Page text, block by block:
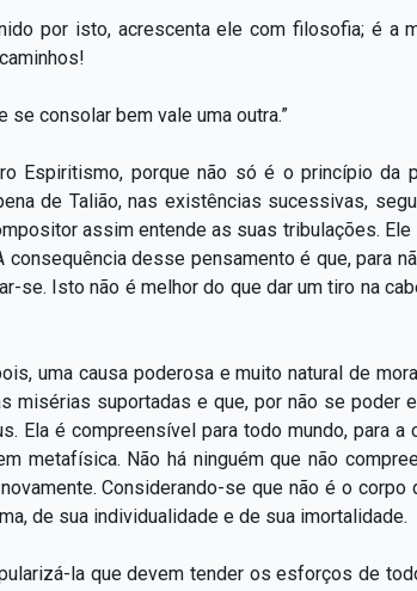
por isto, acrescenta ele com filosofia; é
se consolar bem vale uma outra.”
Espiritismo, porque não só é o princípio da
de Talião, nas existências sucessivas,
assim entende as suas tribulações.
consequência desse pensamento é que, para
se. Isto não é melhor do que dar um tiro na
uma causa poderosa e muito natural de
misérias suportadas e que, por não se poder
Ela é compreensível para todo mundo, para
metafísica. Não há ninguém que não
Considerando-se que não é o
de sua individualidade e de sua imortalidade.
la que devem tender os esforços de